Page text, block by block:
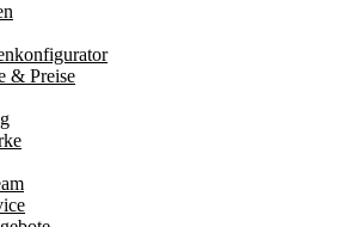
& Preise